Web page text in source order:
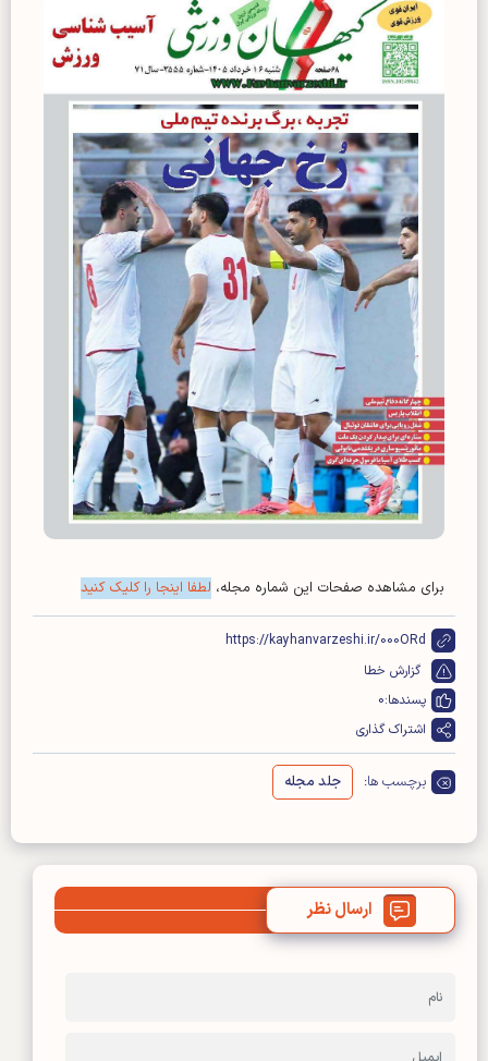
برای مشاهده صفحات این شماره مجله، لطفا اینجا را کلیک کنید
https://kayhanvarzeshi.ir/000ORd
گزارش خطا
پسندها:0
اشتراک گذاری
برچسب ها: جلد مجله
ارسال نظر